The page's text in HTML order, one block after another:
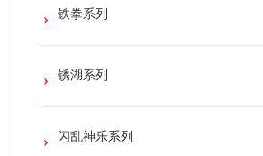
铁拳系列
锈湖系列
闪乱神乐系列